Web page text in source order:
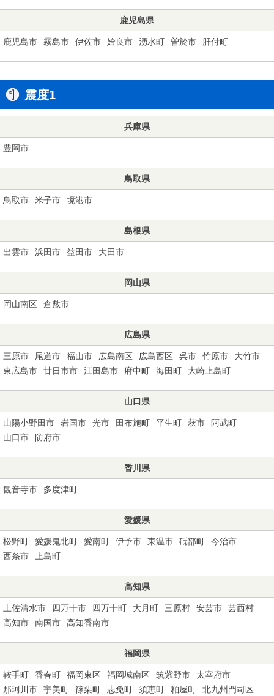
鹿児島県
鹿児島市 霧島市 伊佐市 姶良市 湧水町 曽於市 肝付町
震度1
兵庫県
豊岡市
鳥取県
鳥取市 米子市 境港市
島根県
出雲市 浜田市 益田市 大田市
岡山県
岡山南区 倉敷市
広島県
三原市 尾道市 福山市 広島南区 広島西区 呉市 竹原市
大竹市
東広島市
廿日市市 江田島市 府中町 海田町 大崎上島町
山口県
山陽小野田市 岩国市 光市 田布施町 平生町 萩市
阿武町
山口市
防府市
香川県
観音寺市 多度津町
愛媛県
松野町 愛媛鬼北町 愛南町 伊予市 東温市 砥部町
今治市
西条市
上島町
高知県
土佐清水市 四万十市 四万十町 大月町 三原村 安芸市
芸西村
高知市
南国市 高知香南市
福岡県
鞍手町 香春町 福岡東区 福岡城南区 筑紫野市
太宰府市
那珂川市
宇美町 篠栗町 志免町 須恵町 粕屋町
北九州門司区